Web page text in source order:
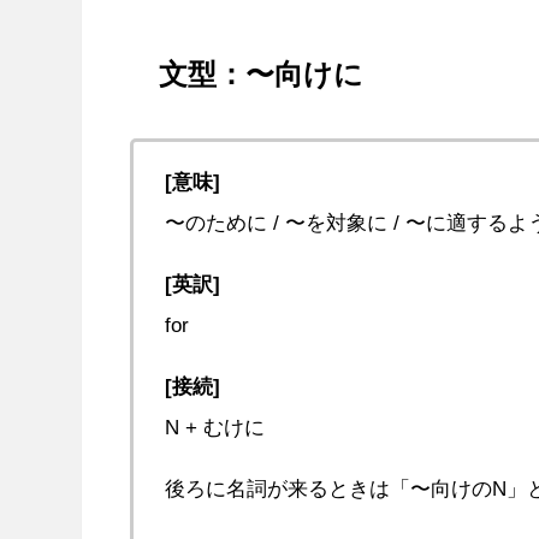
文型：〜向けに
[意味]
〜のために / 〜を対象に / 〜に適するよ
[英訳]
for
[接続]
N + むけに
後ろに名詞が来るときは「〜向けのN」